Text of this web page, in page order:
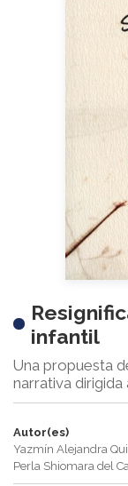
infantil
Una propuesta
narrativa
Autor(es)
Yazmín Alejandra
Perla Shiomara del